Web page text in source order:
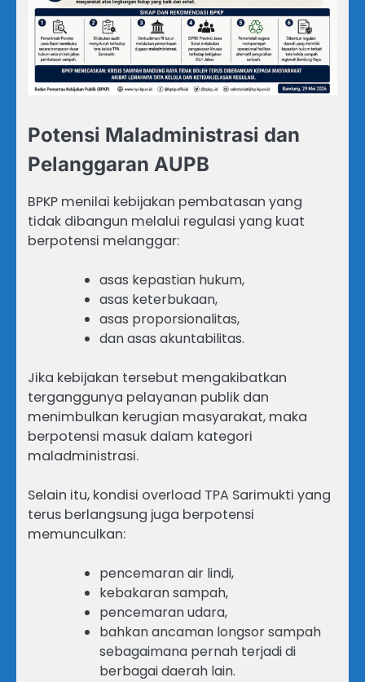
Potensi Maladministrasi dan
Pelanggaran AUPB
BPKP menilai kebijakan pembatasan yang
tidak dibangun melalui regulasi yang kuat
berpotensi melanggar:
asas kepastian hukum,
asas keterbukaan,
asas proporsionalitas,
dan asas akuntabilitas.
Jika kebijakan tersebut mengakibatkan
terganggunya pelayanan publik dan
menimbulkan kerugian masyarakat, maka
berpotensi masuk dalam kategori
maladministrasi.
Selain itu, kondisi overload TPA Sarimukti yang
terus berlangsung juga berpotensi
memunculkan:
pencemaran air lindi,
kebakaran sampah,
pencemaran udara,
bahkan ancaman longsor sampah
sebagaimana pernah terjadi di
berbagai daerah lain.